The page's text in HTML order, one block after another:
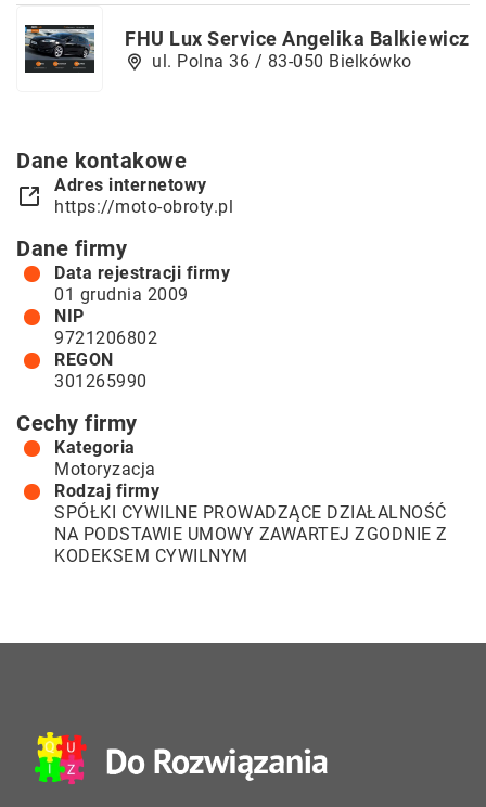
FHU Lux Service Angelika Balkiewicz
ul. Polna 36 / 83-050 Bielkówko
Dane kontakowe
Adres internetowy
https://moto-obroty.pl
Dane firmy
Data rejestracji firmy
01 grudnia 2009
NIP
9721206802
REGON
301265990
Cechy firmy
Kategoria
Motoryzacja
Rodzaj firmy
SPÓŁKI CYWILNE PROWADZĄCE DZIAŁALNOŚĆ
NA PODSTAWIE UMOWY ZAWARTEJ ZGODNIE Z
KODEKSEM CYWILNYM